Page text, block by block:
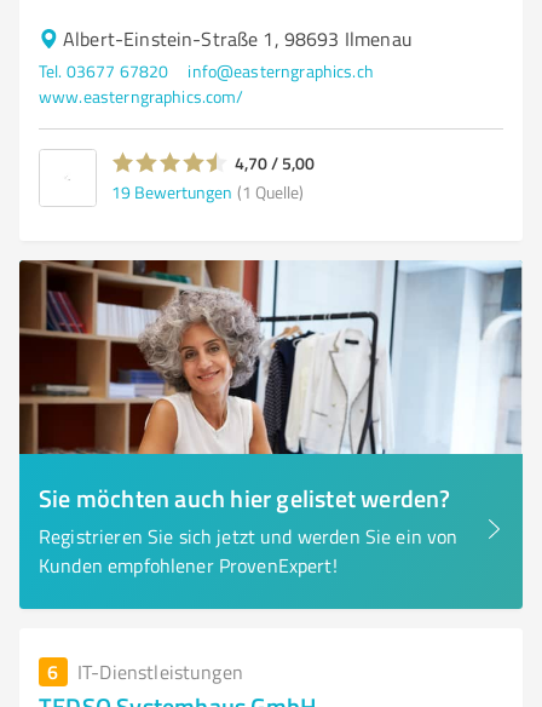
Albert-Einstein-Straße 1, 98693 Ilmenau
Tel. 03677 67820
info@easterngraphics.ch
www.easterngraphics.com/
4,70 / 5,00
19 Bewertungen (1 Quelle)
Sie möchten auch hier gelistet werden?
Registrieren Sie sich jetzt und werden Sie ein von
Kunden empfohlener ProvenExpert!
6 IT-Dienstleistungen